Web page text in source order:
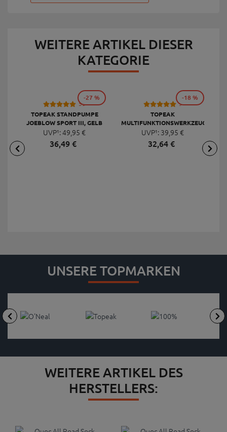
WEITERE ARTIKEL DIESER
KATEGORIE
53
TOPEAK STANDPUMPE
JOEBLOW SPORT III, GELB
UVP¹:49,95 €
36,49€
-27 %
9
TOPEAK
MULTIFUNKTIONSWERKZEUG
MINI 20 PRO
UVP¹: 39,95 €
32,64€
-18 %
UNSERE TOPMARKEN
WEITERE ARTIKEL DES
HERSTELLERS: